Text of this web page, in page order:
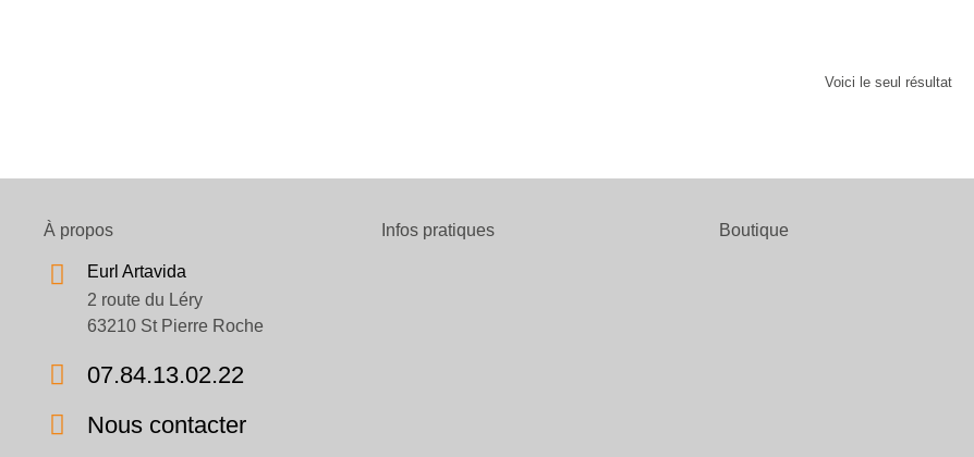
Voici le seul résultat
À propos
Eurl Artavida
2 route du Léry
63210 St Pierre Roche
07.84.13.02.22
Nous contacter
Infos pratiques Boutique